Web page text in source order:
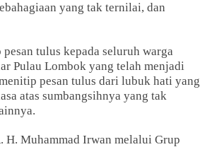
yang tak ternilai, dan
tulus kepada seluruh warga
Pulau Lombok yang telah menjadi
pesan tulus dari lubuk hati yang
atas sumbangsihnya yang tak
H. Muhammad Irwan melalui Grup